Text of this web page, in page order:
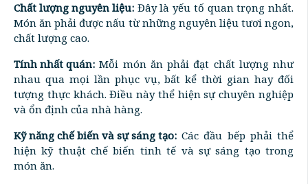
Chất lượng nguyên liệu: Đây là yếu tố quan trọng nhất.
Món ăn phải được nấu từ những nguyên liệu tươi ngon,
chất lượng cao.
Tính nhất quán: Mỗi món ăn phải đạt chất lượng như
nhau qua mọi lần phục vụ, bất kể thời gian hay đối
tượng thực khách. Điều này thể hiện sự chuyên nghiệp
và ổn định của nhà hàng.
Kỹ năng chế biến và sự sáng tạo: Các đầu bếp phải thể
hiện kỹ thuật chế biến tinh tế và sự sáng tạo trong
món ăn.